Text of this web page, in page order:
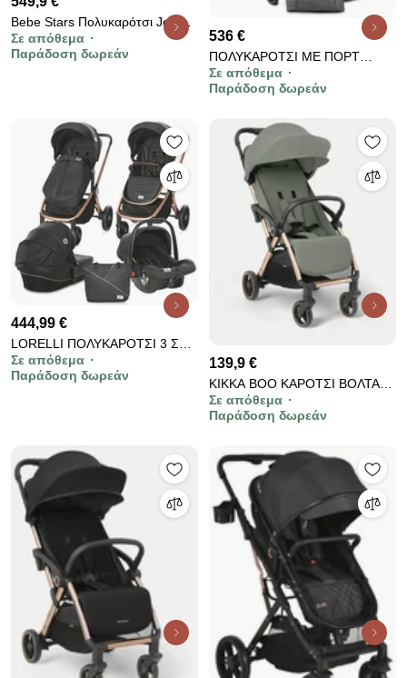
Bebe Stars Πολυκαρότσι Jewel
3σε1 Volcano Black 350-188
Σε απόθεμα
Παράδοση δωρεάν
536 €
ΠΟΛΥΚΑΡΟΤΣΙ ΜΕ ΠΟΡΤ
ΜΠΕΜΠΕ ΚΑΙ ΚΑΘΙΣΜΑ
ΑΥΤΟΚΙΝΗΤΟΥ 3 ΣΕ 1
3800146235314-3
Σε απόθεμα
Παράδοση δωρεάν
444,99 €
LORELLI ΠΟΛΥΚΑΡΟΤΣΙ 3 ΣΕ 1
ΜΕ ΚΑΘΙΣΜΑ ΚΑΙ ΚΑΛΑΘΟΥΝΑ
RAMONA LUXE BLACK
Σε απόθεμα
Παράδοση δωρεάν
139,9 €
KIKKA BOO ΚΑΡΟΤΣΙ ΒΟΛΤΑΣ
EDEN ARMY GREEN
31001030157
Σε απόθεμα
Παράδοση δωρεάν